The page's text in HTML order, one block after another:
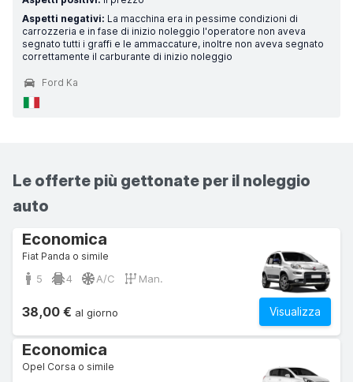
Aspetti negativi: La macchina era in pessime condizioni di
carrozzeria e in fase di inizio noleggio l'operatore non aveva
segnato tutti i graffi e le ammaccature, inoltre non aveva segnato
correttamente il carburante di inizio noleggio
Ford Ka
Le offerte più gettonate per il noleggio
auto
Economica
Fiat Panda o simile
5 4 A/C Man.
Visualizza
38,00 € al giorno
Economica
Opel Corsa o simile